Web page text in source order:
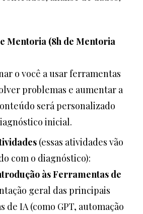
Mentoria (8h de Mentoria
o você a usar ferramentas
problemas e aumentar a
será personalizado
inicial.
(essas atividades vão
com o diagnóstico):
às Ferramentas de
geral das principais
de IA (como GPT, automação